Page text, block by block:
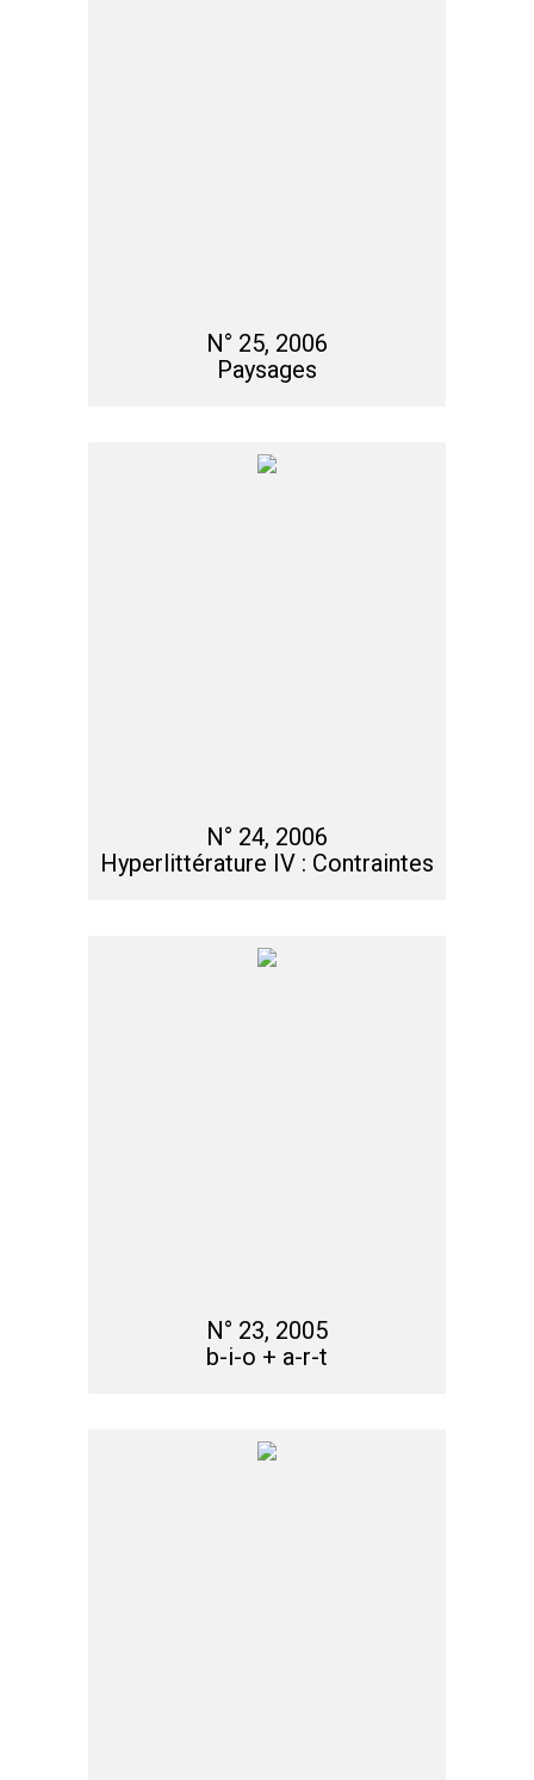
N° 25, 2006
Paysages
N° 24, 2006
Hyperlittérature IV : Contraintes
N° 23, 2005
b-i-o + a-r-t